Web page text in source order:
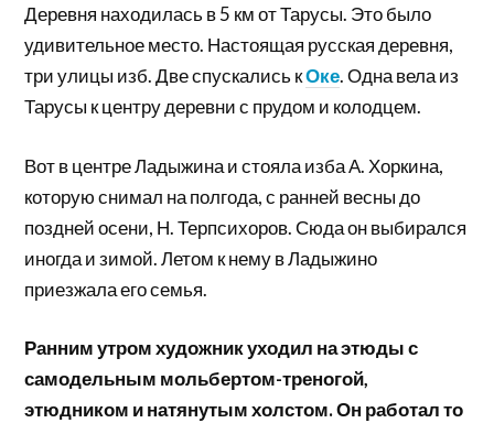
Деревня находилась в 5 км от Тарусы. Это было
удивительное место. Настоящая русская деревня,
три улицы изб. Две спускались кОке. Одна вела из
Тарусы к центру деревни с прудом и колодцем.
Вот в центре Ладыжина и стояла изба А. Хоркина,
которую снимал на полгода, с ранней весны до
поздней осени, Н. Терпсихоров. Сюда он выбирался
иногда и зимой. Летом к нему в Ладыжино
приезжала его семья.
Ранним утром художник уходил на этюды с
самодельным мольбертом-треногой,
этюдником и натянутым холстом. Он работал то